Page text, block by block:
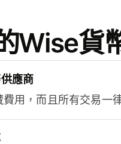
Wise貨
應商
用，而且所有交易一